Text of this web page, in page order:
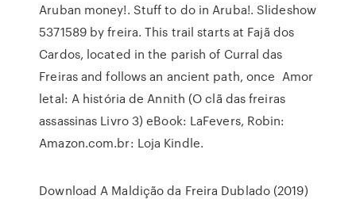
Aruban money!. Stuff to do in Aruba!. Slideshow
5371589 by freira. This trail starts at Fajã dos
Cardos, located in the parish of Curral das
Freiras and follows an ancient path, once Amor
letal: A história de Annith (O clã das freiras
assassinas Livro 3) eBook: LaFevers, Robin:
Amazon.com.br: Loja Kindle.
Download A Maldição da Freira Dublado (2019)